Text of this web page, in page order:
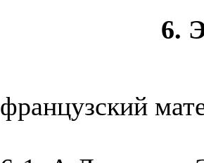
6.
французский